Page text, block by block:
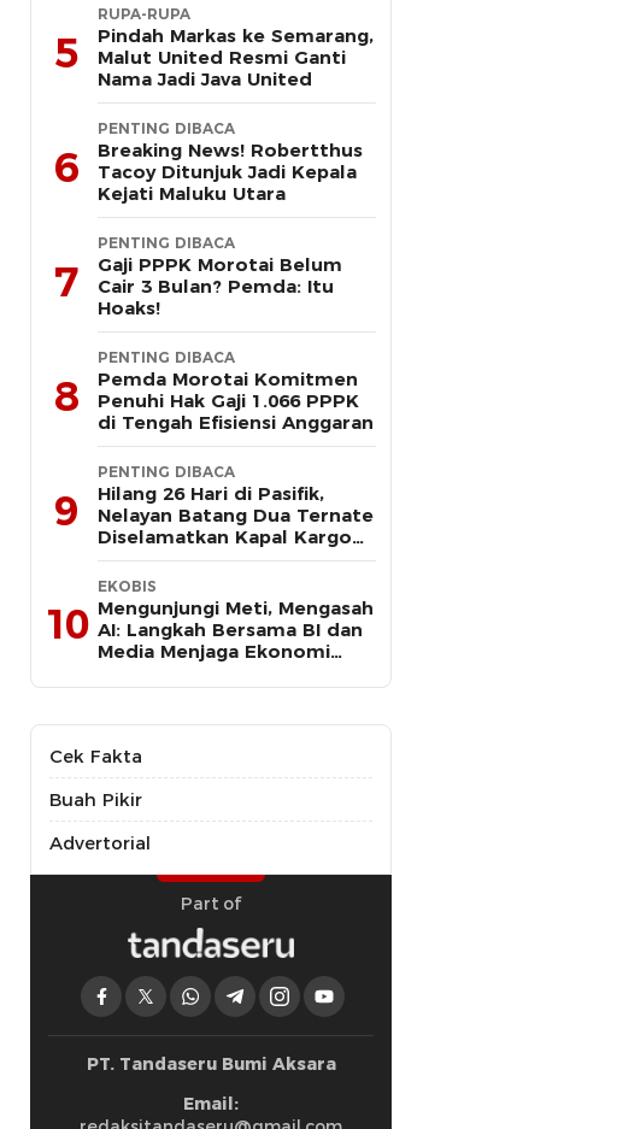
5
RUPA-RUPA
Pindah Markas ke Semarang,
Malut United Resmi Ganti
Nama Jadi Java United
6
PENTING DIBACA
Breaking News! Robertthus
Tacoy Ditunjuk Jadi Kepala
Kejati Maluku Utara
7
PENTING DIBACA
Gaji PPPK Morotai Belum
Cair 3 Bulan? Pemda: Itu
Hoaks!
8
PENTING DIBACA
Pemda Morotai Komitmen
Penuhi Hak Gaji 1.066 PPPK
di Tengah Efisiensi Anggaran
9
PENTING DIBACA
Hilang 26 Hari di Pasifik,
Nelayan Batang Dua Ternate
Diselamatkan Kapal Kargo
Prancis
10
EKOBIS
Mengunjungi Meti, Mengasah
AI: Langkah Bersama BI dan
Media Menjaga Ekonomi
Cek Fakta
Buah Pikir
Advertorial
Part of
PT. Tandaseru Bumi Aksara
Email: